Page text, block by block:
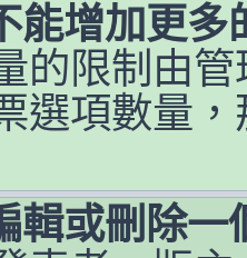
能增加更多
的限制由
選項數量
輯或刪除一